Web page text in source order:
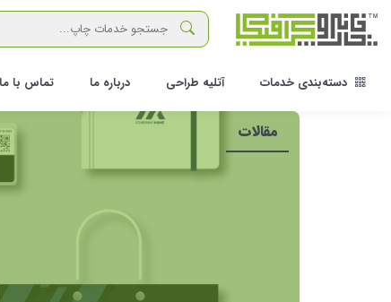
دسته‌بندی خدمات آتلیه طراحی درباره ما تماس با ما
مقالات